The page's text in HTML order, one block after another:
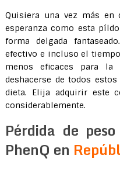
Quisiera una vez más
esperanza como esta
forma delgada
efectivo e incluso el
menos eficaces para la
deshacerse de todos
dieta. Elija adquirir este
considerablemente.
Pérdida de
PhenQ en